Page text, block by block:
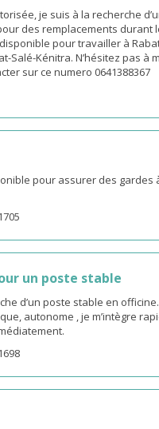
je suis à la recherche
des remplacements durant
pour travailler à
Salé-Kénitra. N’hésitez pas à
sur ce numero 0641388367
pour assurer des gardes
un poste stable
d’un poste stable en
autonome , je m’intègre